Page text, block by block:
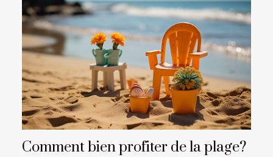
Comment bien profiter de la plage?